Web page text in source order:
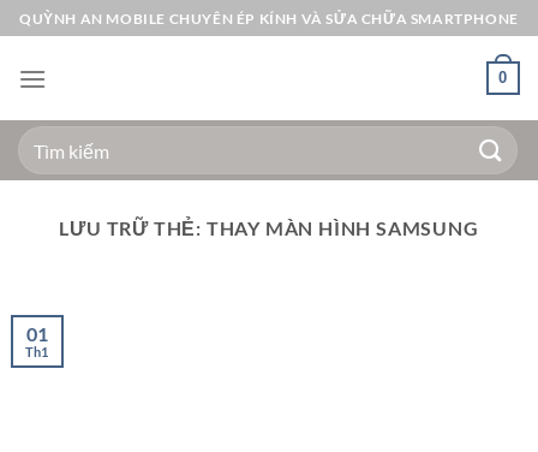
Bỏ
qua
nội
QUỲNH AN MOBILE CHUYÊN ÉP KÍNH VÀ SỬA CHỮA SMARTPHONE
0
Tìm
kiếm:
LƯU TRỮ THẺ: THAY MÀN HÌNH SAMSUNG
01
Th1